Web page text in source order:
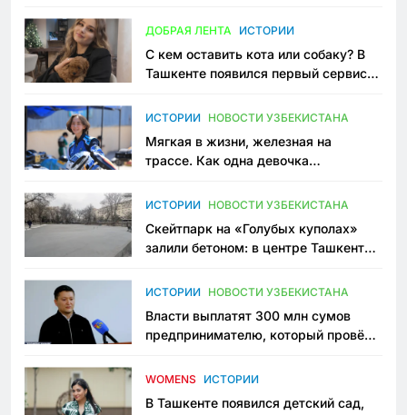
ДОБРАЯ ЛЕНТА ИСТОРИИ
С кем оставить кота или собаку? В
Ташкенте появился первый сервис
ИСТОРИИ НОВОСТИ УЗБЕКИСТАНА
Мягкая в жизни, железная на
трассе. Как одна девочка
Узбекистане
ИСТОРИИ НОВОСТИ УЗБЕКИСТАНА
Скейтпарк на «Голубых куполах»
залили бетоном: в центре Ташкента
пространство
ИСТОРИИ НОВОСТИ УЗБЕКИСТАНА
Власти выплатят 300 млн сумов
предпринимателю, который провёл
приговору
WOMENS ИСТОРИИ
В Ташкенте появился детский сад,